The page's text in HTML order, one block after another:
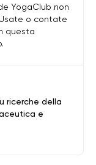
ricerche della
e
YogaClub non
o contate
questa